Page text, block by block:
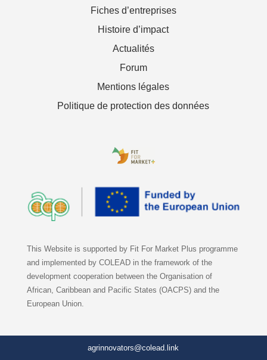
Fiches d’entreprises
Histoire d’impact
Actualités
Forum
Mentions légales
Politique de protection des données
This Website is supported by Fit For Market Plus programme
and implemented by COLEAD in the framework of the
development cooperation between the Organisation of
African, Caribbean and Pacific States (OACPS) and the
European Union.
agrinnovators@colead.link